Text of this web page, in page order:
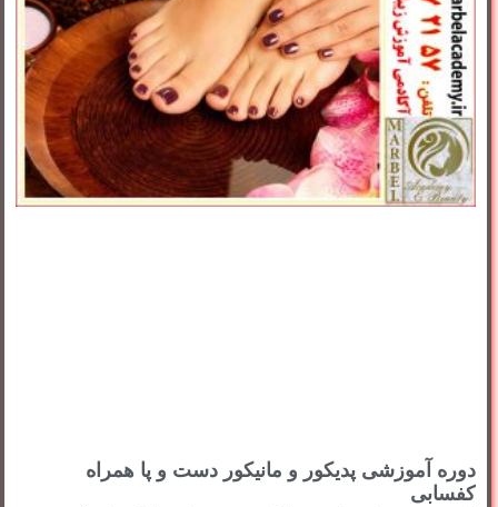
دوره آموزشی پدیکور و مانیکور دست و پا همراه
کفسابی